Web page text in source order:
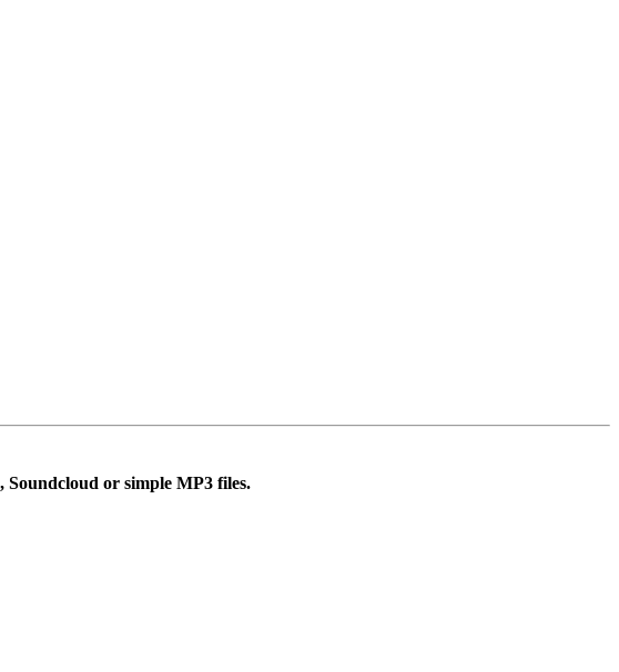
Soundcloud or simple MP3 files.